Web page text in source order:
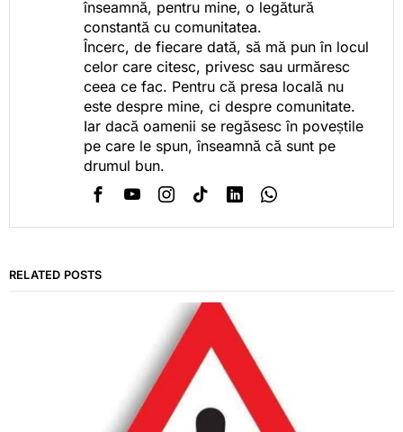
înseamnă, pentru mine, o legătură
constantă cu comunitatea.
Încerc, de fiecare dată, să mă pun în locul
celor care citesc, privesc sau urmăresc
ceea ce fac. Pentru că presa locală nu
este despre mine, ci despre comunitate.
Iar dacă oamenii se regăsesc în poveștile
pe care le spun, înseamnă că sunt pe
drumul bun.
RELATED POSTS